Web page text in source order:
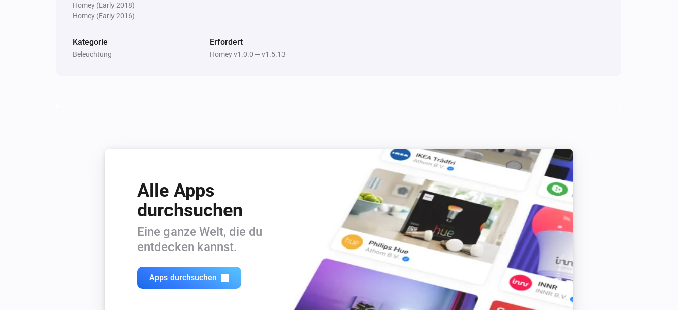
Homey (Early 2018)
Homey (Early 2016)
Kategorie
Beleuchtung
Erfordert
Homey v1.0.0 — v1.5.13
Alle Apps
durchsuchen
Eine ganze Welt, die du
entdecken kannst.
Apps durchsuchen